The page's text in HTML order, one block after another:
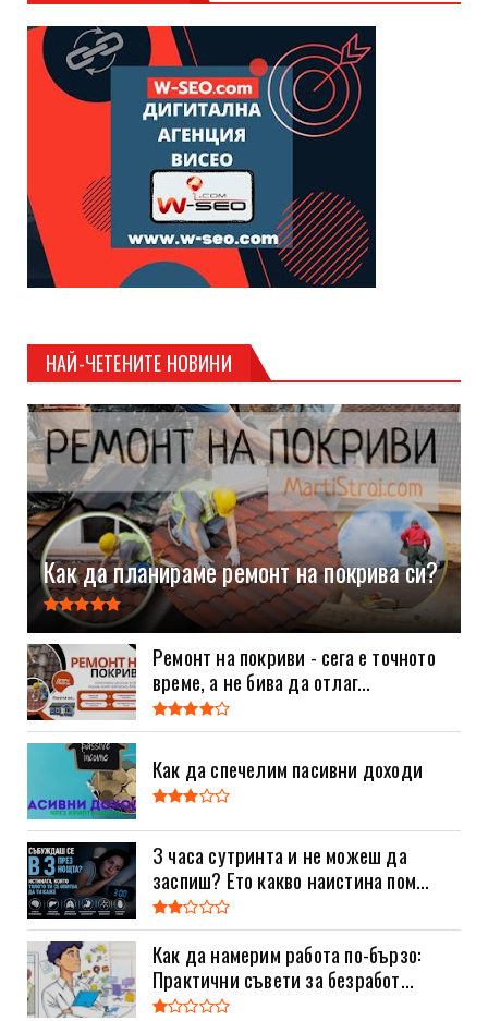
НАЙ-ЧЕТЕНИТЕ НОВИНИ
Как да планираме ремонт на покрива си?
Ремонт на покриви - сега е точното
време, а не бива да отлаг...
Как да спечелим пасивни доходи
3 часа сутринта и не можеш да
заспиш? Ето какво наистина пом...
Как да намерим работа по-бързо:
Практични съвети за безработ...